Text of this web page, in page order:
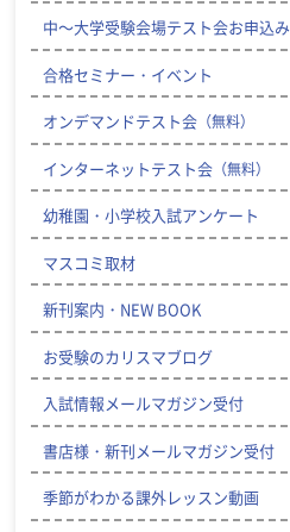
中～大学受験会場テスト会お申込み
合格セミナー・イベント
オンデマンドテスト会 （無料）
インターネットテスト会 （無料）
幼稚園・小学校入試アンケート
マスコミ取材
新刊案内・NEW BOOK
お受験のカリスマブログ
入試情報メールマガジン受付
書店様・新刊メールマガジン受付
季節がわかる課外レッスン動画